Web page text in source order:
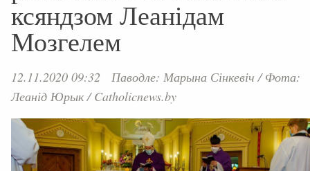
ксяндзом Леанідам
Мозгелем
12.11.2020 09:32 Паводле: Марына Сінкевіч /Фота:
Леанід Юрык / Catholicnews.by